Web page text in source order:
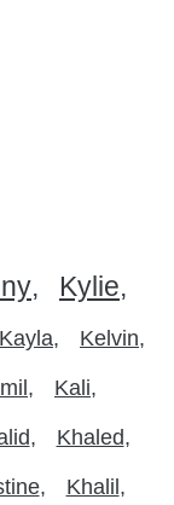
Kylie
Kayla Kelvin
Kali
Khaled
Khalil